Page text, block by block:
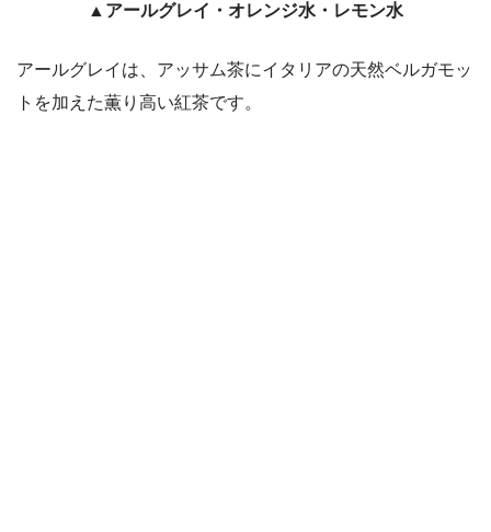
▲アールグレイ・オレンジ水・レモン水
アールグレイは、アッサム茶にイタリアの天然ベルガモッ
トを加えた薫り高い紅茶です。